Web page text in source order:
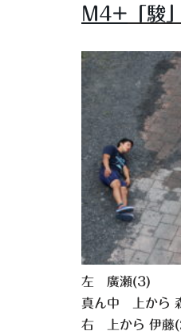
M4+ 「駿」
左 廣瀬(3)
真ん中 上から
右 上から 伊藤